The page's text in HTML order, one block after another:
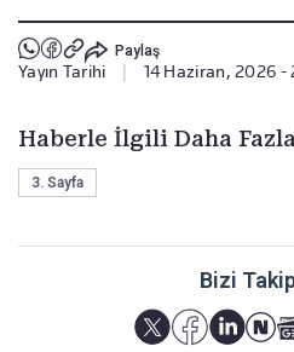
Paylaş
Yayın Tarihi 14 Haziran, 2026 -
Haberle İlgili Daha
3. Sayfa
Bizi